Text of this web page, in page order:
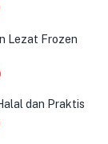
Lezat Frozen
dan Praktis